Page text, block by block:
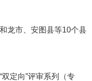
龙市、安图县等10个县
定向”评审系列（专